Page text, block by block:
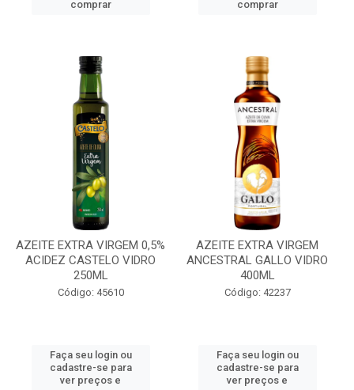
comprar
comprar
AZEITE EXTRA VIRGEM 0,5%
ACIDEZ CASTELO VIDRO
250ML
Código: 45610
Faça seu login ou
cadastre-se para
ver preços e
AZEITE EXTRA VIRGEM
ANCESTRAL GALLO VIDRO
400ML
Código: 42237
Faça seu login ou
cadastre-se para
ver preços e